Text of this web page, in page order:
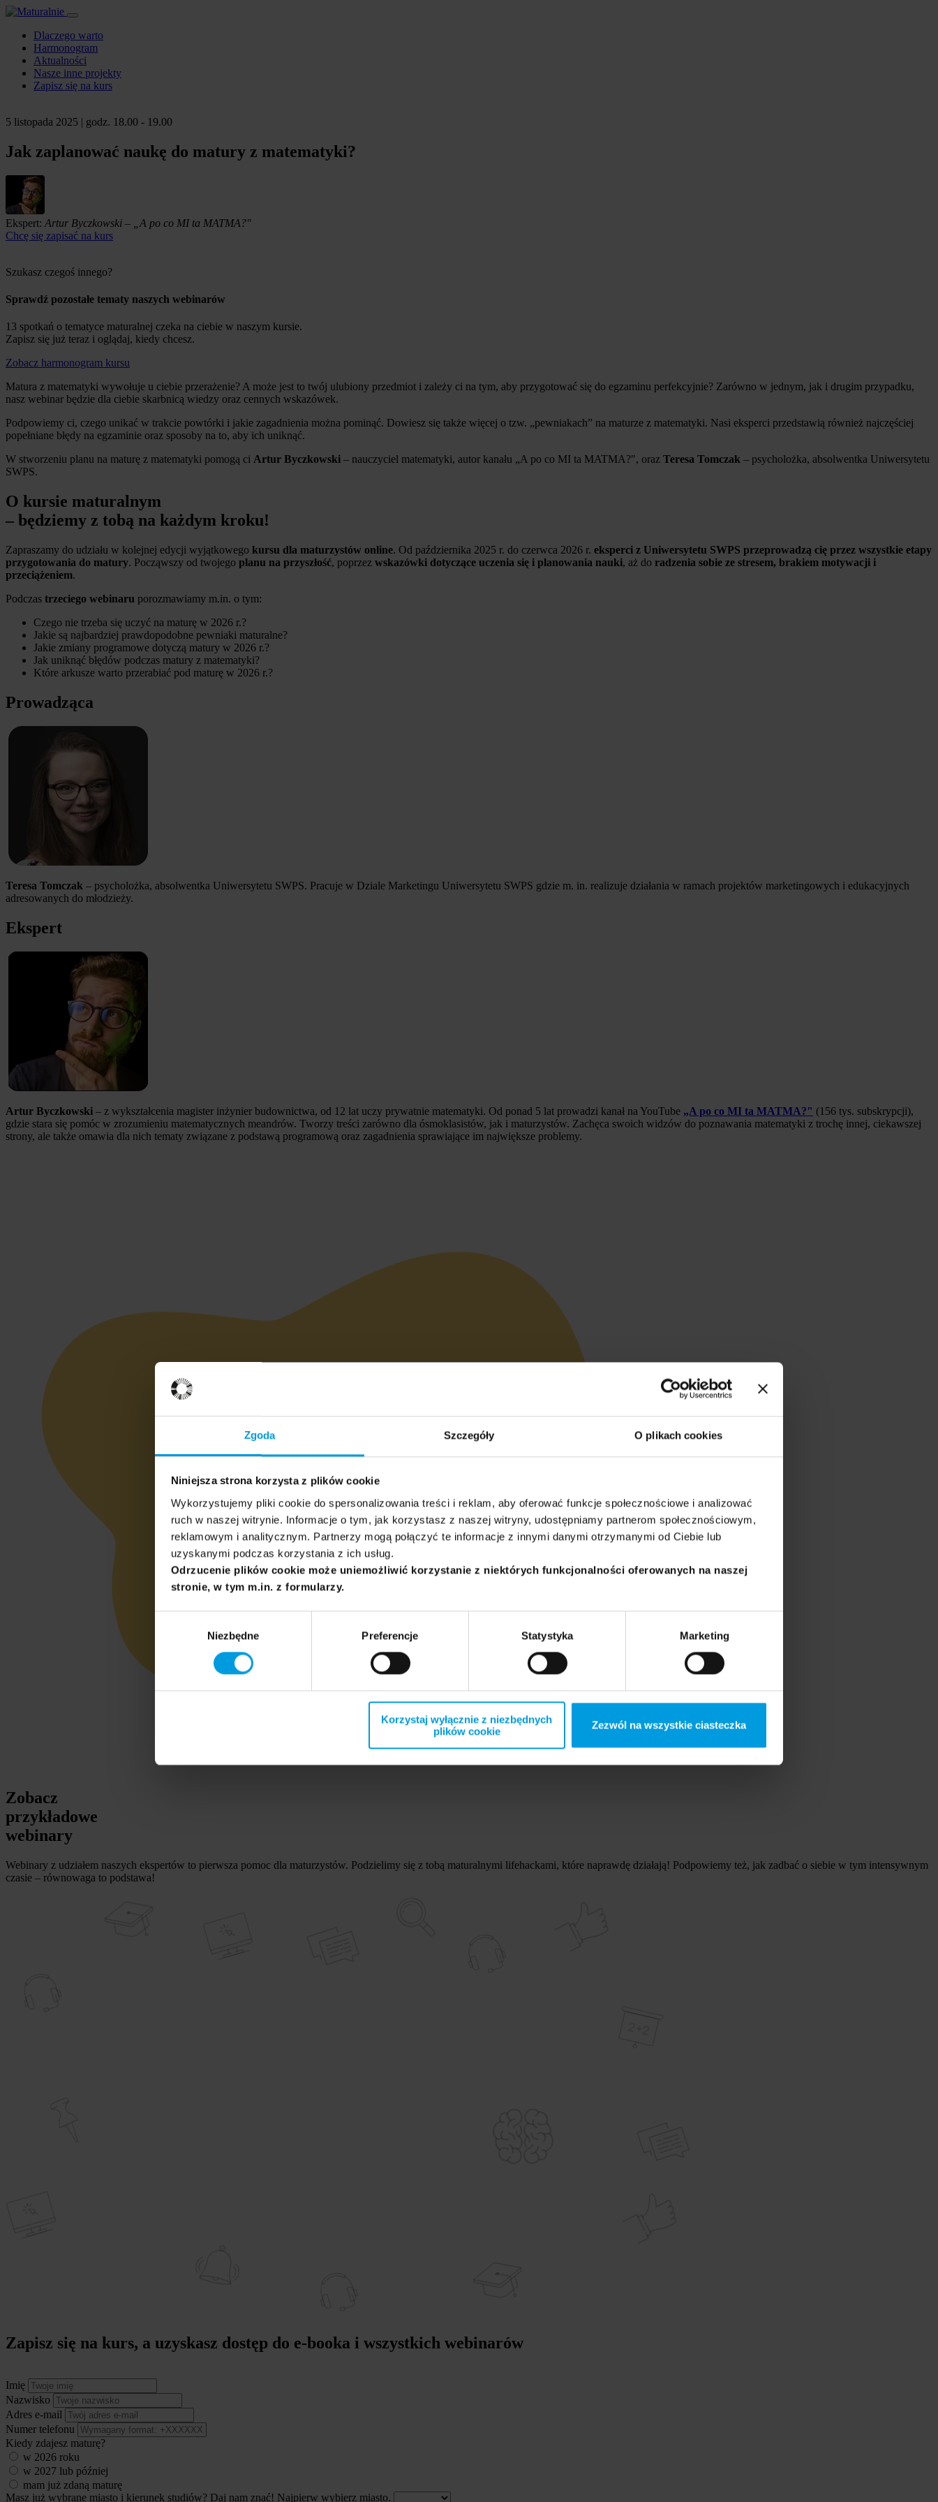
Zgoda Szczegóły O plikach cookies
Niniejsza strona korzysta z plików cookie
Wykorzystujemy pliki cookie do spersonalizowania treści i reklam, aby oferować funkcje społecznościowe i analizować
ruch w naszej witrynie. Informacje o tym, jak korzystasz z naszej witryny, udostępniamy partnerom społecznościowym,
reklamowym i analitycznym. Partnerzy mogą połączyć te informacje z innymi danymi otrzymanymi od Ciebie lub
uzyskanymi podczas korzystania z ich usług.
Odrzucenie plików cookie może uniemożliwić korzystanie z niektórych funkcjonalności oferowanych na naszej
stronie, w tym m.in. z formularzy.
Niezbędne Preferencje Statystyka Marketing
Korzystaj wyłącznie z niezbędnych
plików cookie
Zezwól na wszystkie ciasteczka
Dlaczego warto
Harmonogram
Aktualności
Nasze inne projekty
Zapisz się na kurs
5 listopada 2025 | godz. 18.00 - 19.00
Jak zaplanować naukę do matury z matematyki?
Ekspert: Artur Byczkowski – „A po co MI ta MATMA?"
Chcę się zapisać na kurs
Szukasz czegoś innego?
Sprawdź pozostałe tematy naszych webinarów
13 spotkań o tematyce maturalnej czeka na ciebie w naszym kursie.
Zapisz się już teraz i oglądaj, kiedy chcesz.
Zobacz harmonogram kursu
Matura z matematyki wywołuje u ciebie przerażenie? A może jest to twój ulubiony przedmiot i zależy ci na tym, aby przygotować się do egzaminu perfekcyjnie? Zarówno w jednym, jak i drugim przypadku,
nasz webinar będzie dla ciebie skarbnicą wiedzy oraz cennych wskazówek.
Podpowiemy ci, czego unikać w trakcie powtórki i jakie zagadnienia można pominąć. Dowiesz się także więcej o tzw. „pewniakach” na maturze z matematyki. Nasi eksperci przedstawią również najczęściej
popełniane błędy na egzaminie oraz sposoby na to, aby ich uniknąć.
W stworzeniu planu na maturę z matematyki pomogą ci Artur Byczkowski – nauczyciel matematyki, autor kanału „A po co MI ta MATMA?", oraz Teresa Tomczak – psycholożka, absolwentka Uniwersytetu
SWPS.
O kursie maturalnym
– będziemy z tobą na każdym kroku!
Zapraszamy do udziału w kolejnej edycji wyjątkowego kursu dla maturzystów online. Od października 2025 r. do czerwca 2026 r. eksperci z Uniwersytetu SWPS przeprowadzą cię przez wszystkie etapy
przygotowania do matury. Począwszy od twojego planu na przyszłość, poprzez wskazówki dotyczące uczenia się i planowania nauki, aż do radzenia sobie ze stresem, brakiem motywacji i
przeciążeniem.
Podczas trzeciego webinaru porozmawiamy m.in. o tym:
Czego nie trzeba się uczyć na maturę w 2026 r.?
Jakie są najbardziej prawdopodobne pewniaki maturalne?
Jakie zmiany programowe dotyczą matury w 2026 r.?
Jak uniknąć błędów podczas matury z matematyki?
Które arkusze warto przerabiać pod maturę w 2026 r.?
Prowadząca
Teresa Tomczak – psycholożka, absolwentka Uniwersytetu SWPS. Pracuje w Dziale Marketingu Uniwersytetu SWPS gdzie m. in. realizuje działania w ramach projektów marketingowych i edukacyjnych
adresowanych do młodzieży.
Ekspert
Artur Byczkowski – z wykształcenia magister inżynier budownictwa, od 12 lat uczy prywatnie matematyki. Od ponad 5 lat prowadzi kanał na YouTube „A po co MI ta MATMA?" (156 tys. subskrypcji),
gdzie stara się pomóc w zrozumieniu matematycznych meandrów. Tworzy treści zarówno dla ósmoklasistów, jak i maturzystów. Zachęca swoich widzów do poznawania matematyki z trochę innej, ciekawszej
strony, ale także omawia dla nich tematy związane z podstawą programową oraz zagadnienia sprawiające im największe problemy.
Zobacz
przykładowe
webinary
Webinary z udziałem naszych ekspertów to pierwsza pomoc dla maturzystów. Podzielimy się z tobą maturalnymi lifehackami, które naprawdę działają! Podpowiemy też, jak zadbać o siebie w tym intensywnym
czasie – równowaga to podstawa!
Zapisz się na kurs, a uzyskasz dostęp do e-booka i wszystkich webinarów
Imię
Nazwisko
Adres e-mail
Numer telefonu
Kiedy zdajesz maturę?
w 2026 roku
w 2027 lub później
mam już zdaną maturę
Masz już wybrane miasto i kierunek studiów? Daj nam znać! Najpierw wybierz miasto.